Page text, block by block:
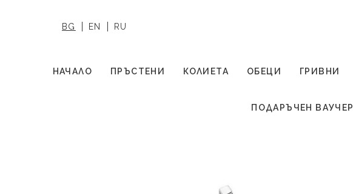
BG EN RU
НАЧАЛО ПРЪСТЕНИ КОЛИЕТА ОБЕЦИ ГРИВНИ
ПОДАРЪЧЕН ВАУЧЕР